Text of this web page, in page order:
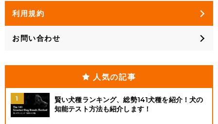
利用規約
お問い合わせ
人気の記事
賢い犬種ランキング、総勢141犬種を紹介！犬の
知能テスト方法も紹介します！